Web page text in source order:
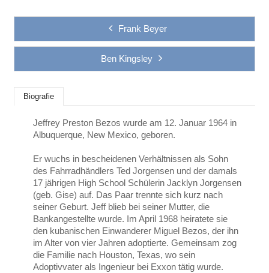
Frank Beyer
Ben Kingsley
Biografie
Jeffrey Preston Bezos wurde am 12. Januar 1964 in
Albuquerque, New Mexico, geboren.
Er wuchs in bescheidenen Verhältnissen als Sohn
des Fahrradhändlers Ted Jorgensen und der damals
17 jährigen High School Schülerin Jacklyn Jorgensen
(geb. Gise) auf. Das Paar trennte sich kurz nach
seiner Geburt. Jeff blieb bei seiner Mutter, die
Bankangestellte wurde. Im April 1968 heiratete sie
den kubanischen Einwanderer Miguel Bezos, der ihn
im Alter von vier Jahren adoptierte. Gemeinsam zog
die Familie nach Houston, Texas, wo sein
Adoptivvater als Ingenieur bei Exxon tätig wurde.